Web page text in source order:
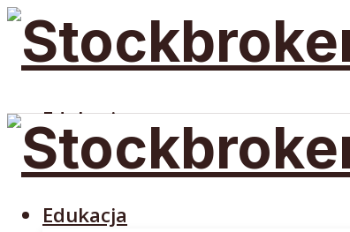
Edukacja
Podstawy ETF
Inwestowanie
Emerytura
Edukacja